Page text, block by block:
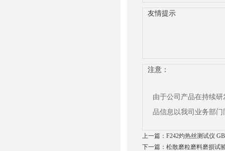
友情提示
注意：
由于公司产品在持续
品信息以我司业务部
上一篇： F242灼热丝测试仪
下一篇： 松散磨粒磨料磨损试